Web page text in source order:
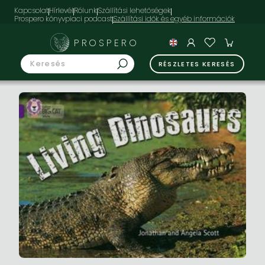
KapcsolatHírlevélRólunkSzállítási lehetőségek
Prospero könyvpiaci podcast
PROSPERO
RÉSZLETES KERESÉS